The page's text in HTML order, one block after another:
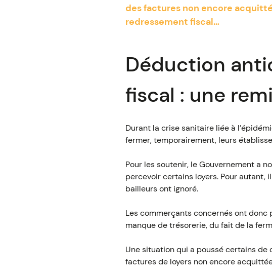
des factures non encore
redressement fiscal…
Déduction
fiscal : une
Durant la crise sanitaire liée à
fermer, temporairement, leurs
Pour les soutenir, le Gouvernement a
percevoir certains loyers. Pour autant,
bailleurs ont ignoré.
Les commerçants concernés ont donc
manque de trésorerie, du fait de la
Une situation qui a poussé certains
factures de loyers non encore